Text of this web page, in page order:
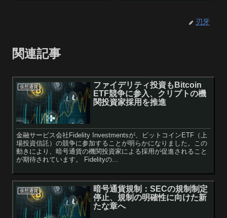
刃牙
関連記事
仮想通貨
ファイデリティ投資もBitcoin
ETF競争に参入、クリプトの機
関投資家採用を推進
金融サービス会社Fidelity Investmentsが、ビットコインETF（上
場投資信託）の競争に参加することが明らかになりました。この
動きにより、暗号通貨の機関投資家による採用が促進されること
が期待されています。 Fidelityの...
仮想通貨
暗号通貨規制：SECの規制制定
停止、規制の明確性に向けた新
たな章へ